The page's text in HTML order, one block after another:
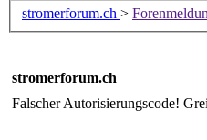
stromerforum.ch >
stromerforum.ch
Falscher Autorisierungscode!